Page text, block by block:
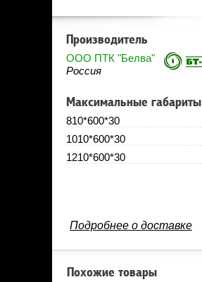
Производитель
ООО ПТК "Белва"
Россия
Максимальные габариты
810*600*30
1010*600*30
1210*600*30
Подробнее о доставке
Похожие товары